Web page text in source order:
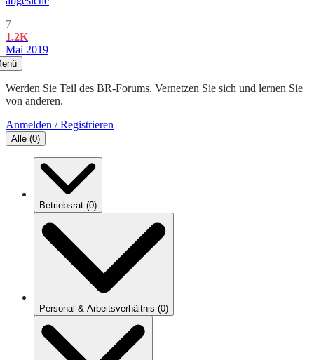
7
1.2K
Mai 2019
Werden Sie Teil des BR-Forums. Vernetzen Sie sich und lernen Sie
von anderen.
Anmelden / Registrieren
Alle (0)
Betriebsrat (0)
Personal & Arbeitsverhältnis (0)